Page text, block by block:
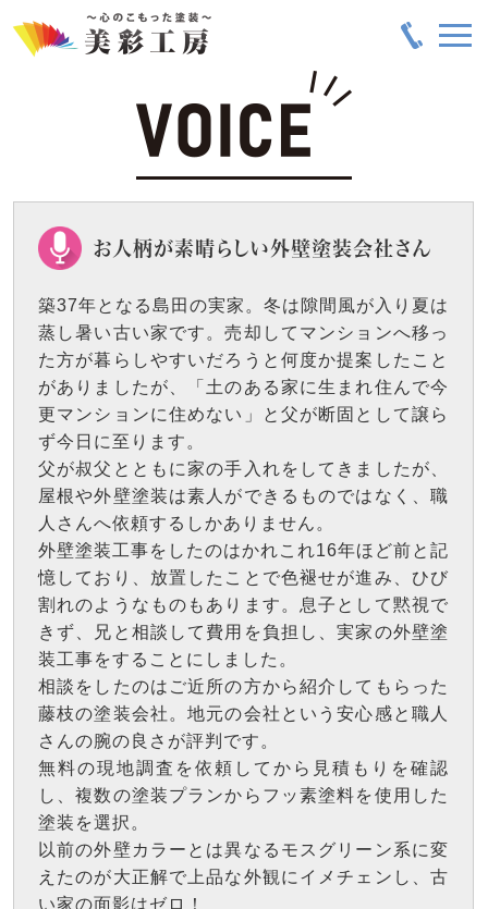
お人柄が素晴らしい外壁塗装会社さん
築37年となる島田の実家。冬は隙間風が入り夏は
蒸し暑い古い家です。売却してマンションへ移っ
た方が暮らしやすいだろうと何度か提案したこと
がありましたが、「土のある家に生まれ住んで今
更マンションに住めない」と父が断固として譲ら
ず今日に至ります。
父が叔父とともに家の手入れをしてきましたが、
屋根や外壁塗装は素人ができるものではなく、職
人さんへ依頼するしかありません。
外壁塗装工事をしたのはかれこれ16年ほど前と記
憶しており、放置したことで色褪せが進み、ひび
割れのようなものもあります。息子として黙視で
きず、兄と相談して費用を負担し、実家の外壁塗
装工事をすることにしました。
相談をしたのはご近所の方から紹介してもらった
藤枝の塗装会社。地元の会社という安心感と職人
さんの腕の良さが評判です。
無料の現地調査を依頼してから見積もりを確認
し、複数の塗装プランからフッ素塗料を使用した
塗装を選択。
以前の外壁カラーとは異なるモスグリーン系に変
えたのが大正解で上品な外観にイメチェンし、古
い家の面影はゼロ！